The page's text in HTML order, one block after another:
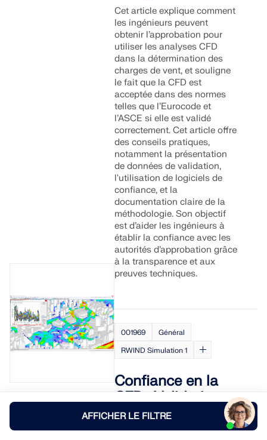
AFFICHER LE FILTRE
Cet article explique comment
les ingénieurs peuvent
obtenir l’approbation pour
utiliser les analyses CFD
dans la détermination des
charges de vent, et souligne
le fait que la CFD est
acceptée dans des normes
telles que l’Eurocode et
l’ASCE si elle est validé
correctement. Cet article offre
des conseils pratiques,
notamment la présentation
de données de validation,
l'utilisation de logiciels de
confiance, et la
documentation claire de la
méthodologie. Son objectif
est d’aider les ingénieurs à
établir la confiance avec les
autorités d’approbation grâce
à la transparence et aux
preuves techniques.
001969
Général
RWIND Simulation 1
Confiance en la
CFD : Validation,
vérification et
étalonnage pour